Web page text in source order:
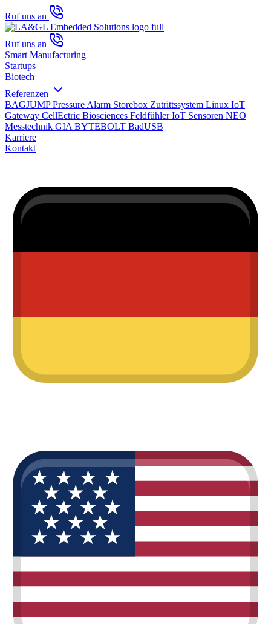
Ruf uns an
Ruf uns an
Smart Manufacturing
Startups
Biotech
Referenzen
BAGJUMP Pressure Alarm Storebox Zutrittssystem Linux IoT
Gateway CellEctric Biosciences Feldfühler IoT Sensoren NEO
Messtechnik GIA BYTEBOLT BadUSB
Karriere
Kontakt